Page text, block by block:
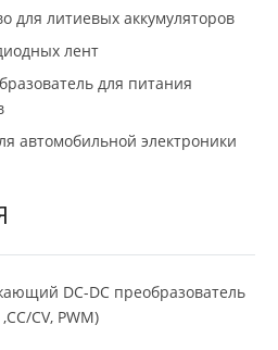
для литиевых аккумуляторов
лент
для питания
автомобильной электроники
DC-DC преобразователь
CV, PWM)